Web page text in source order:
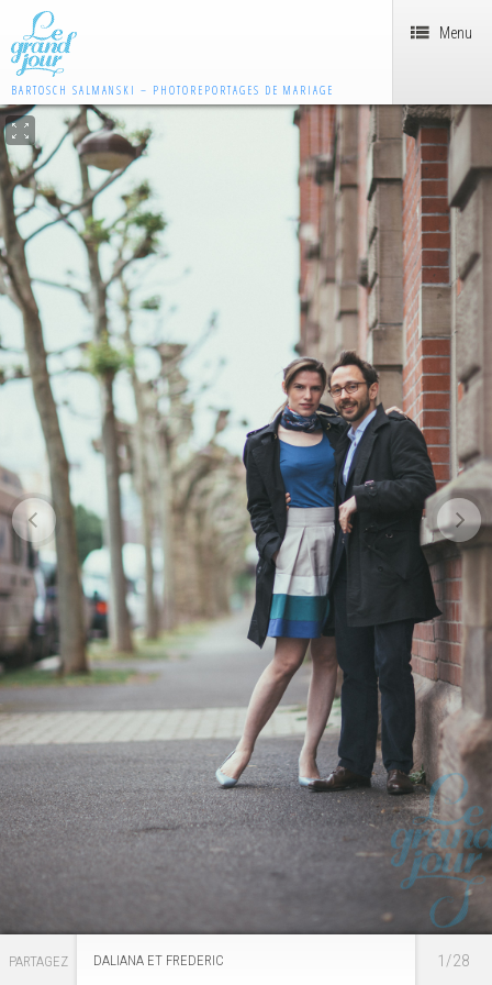
BARTOSCH SALMANSKI – PHOTOREPORTAGES DE MARIAGE
Menu
PARTAGEZ 1/28
DALIANA ET FREDERIC